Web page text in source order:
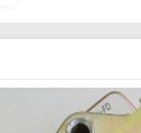
阀门动作速度的要求不
择：快速型从全闭到全开
场合如通风柜面风速控制